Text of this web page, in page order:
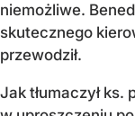
niemożliwe.
skutecznego
przewodził.
Jak tłumaczył ks.